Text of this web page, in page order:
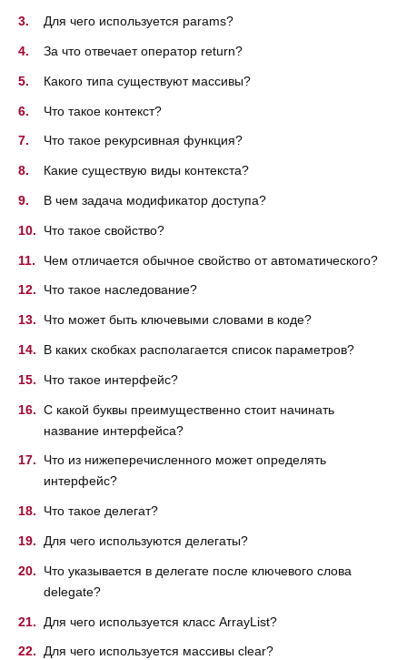
Для чего используется params?
За что отвечает оператор return?
Какого типа существуют массивы?
Что такое контекст?
Что такое рекурсивная функция?
Какие существую виды контекста?
В чем задача модификатор доступа?
Что такое свойство?
Чем отличается обычное свойство от автоматического?
Что такое наследование?
Что может быть ключевыми словами в коде?
В каких скобках располагается список параметров?
Что такое интерфейс?
С какой буквы преимущественно стоит начинать
название интерфейса?
Что из нижеперечисленного может определять
интерфейс?
Что такое делегат?
Для чего используются делегаты?
Что указывается в делегате после ключевого слова
delegate?
Для чего используется класс ArrayList?
Для чего используется массивы clear?